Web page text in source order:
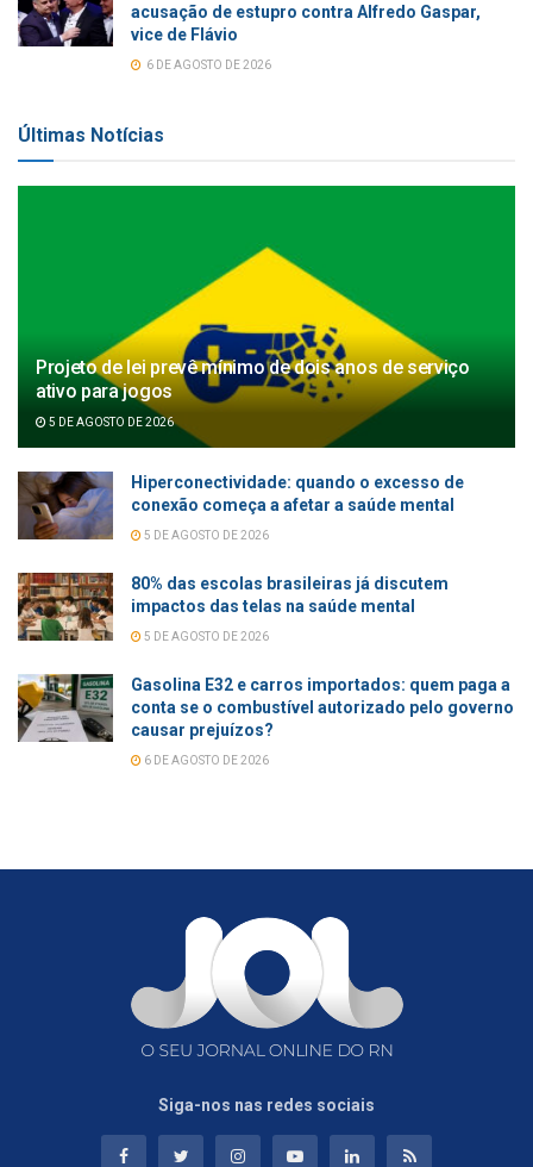
acusação de estupro contra Alfredo Gaspar,
vice de Flávio
6 DE AGOSTO DE 2026
Últimas Notícias
Projeto de lei prevê mínimo de dois anos de serviço
ativo para jogos
5 DE AGOSTO DE 2026
Hiperconectividade: quando o excesso de
conexão começa a afetar a saúde mental
5 DE AGOSTO DE 2026
80% das escolas brasileiras já discutem
impactos das telas na saúde mental
5 DE AGOSTO DE 2026
Gasolina E32 e carros importados: quem paga a
conta se o combustível autorizado pelo governo
causar prejuízos?
6 DE AGOSTO DE 2026
Siga-nos nas redes sociais